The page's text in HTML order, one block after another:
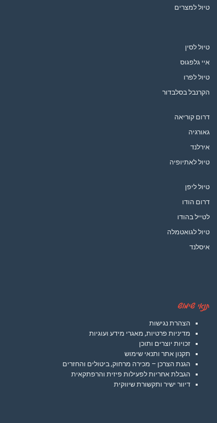
טיול למצרים
טיול לסין
איי גלפגוס
טיול לפרו
הקרנבל בסלבדור
דרום קוריאה
גאורגיה
אירלנד
טיול לאתיופיה
טיול ליפן
דרום הודו
לטייל בהודו
טיול לגואטמלה
איסלנד
תנאי שימוש
הצהרת נגישות
מדיניות פרטיות, מאגרי מידע ועוגיות
זכויות יוצרים ותוכן
תקנון אתר ותנאי שימוש
הגנת הצרכן – מכירה מרחוק, ביטולים והחזרים
הגבלת אחריות לפעילות פיזית והרפתקאית
דיוור ישיר ותקשורת שיווקית